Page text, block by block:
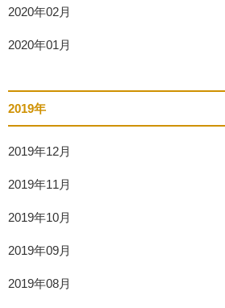
2020年02月
2020年01月
2019年
2019年12月
2019年11月
2019年10月
2019年09月
2019年08月